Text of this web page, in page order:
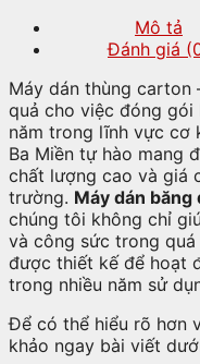
Mô tả
Đánh giá
Máy dán thùng carton
quả cho việc đóng gói
năm trong lĩnh vực cơ
Ba Miền tự hào mang
chất lượng cao và giá
trường. Máy dán
chúng tôi không chỉ
và công sức trong
được thiết kế để hoạt
trong nhiều năm sử
Để có thể hiểu rõ hơn
khảo ngay bài viết